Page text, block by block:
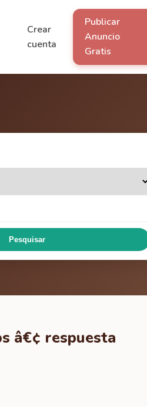
Crear
cuenta
Publicar
Anuncio
Gratis
Pesquisar
â€¢ respuesta